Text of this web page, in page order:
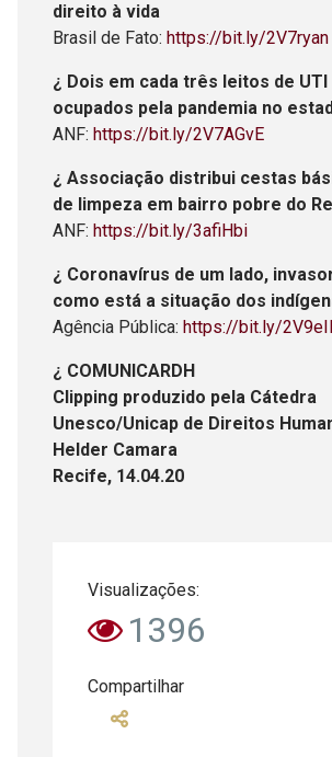
direito à vida
Brasil de Fato: https://bit.ly/2V7ryan
¿ Dois em cada três leitos de
ocupados pela pandemia no
ANF: https://bit.ly/2V7AGvE
¿ Associação distribui cestas
de limpeza em bairro pobre do
ANF: https://bit.ly/3afiHbi
¿ Coronavírus de um lado,
como está a situação dos
Agência Pública: https://bit.ly/
¿ COMUNICARDH
Clipping produzido pela Cátedra
Unesco/Unicap de Direitos
Helder Camara
Recife, 14.04.20
Visualizações:
1396
Compartilhar